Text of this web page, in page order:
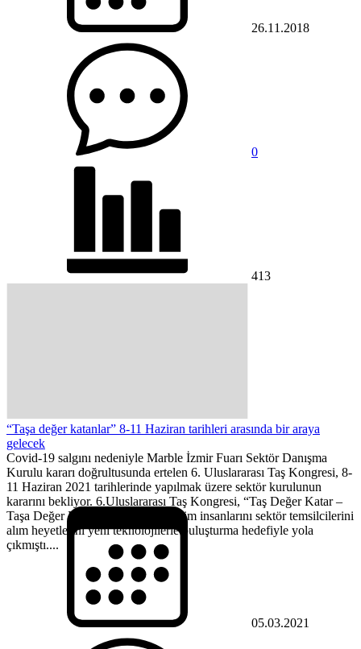
26.11.2018
0
413
“Taşa değer katanlar” 8-11 Haziran tarihleri arasında bir araya
gelecek
Covid-19 salgını nedeniyle Marble İzmir Fuarı Sektör Danışma
Kurulu kararı doğrultusunda ertelen 6. Uluslararası Taş Kongresi, 8-
11 Haziran 2021 tarihlerinde yapılmak üzere sektör kurulunun
kararını bekliyor. 6.Uluslararası Taş Kongresi, “Taş Değer Katar –
Taşa Değer Katanlar” teması ile bilim insanlarını sektör temsilcilerini
alım heyetlerini yeni teknolojilerle buluşturma hedefiyle yola
çıkmıştı....
05.03.2021